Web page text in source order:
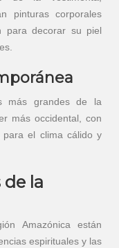
pinturas corporales
para decorar su piel
más grandes de la
más occidental, con
para el clima cálido y
de la
Amazónica están
espirituales y las